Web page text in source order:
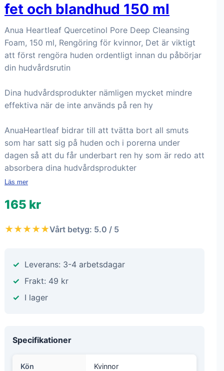
fet och blandhud 150 ml
Anua Heartleaf Quercetinol Pore Deep Cleansing
Foam, 150 ml, Rengöring för kvinnor, Det är viktigt
att först rengöra huden ordentligt innan du påbörjar
din hudvårdsrutin
Dina hudvårdsprodukter nämligen mycket mindre
effektiva när de inte används på ren hy
AnuaHeartleaf bidrar till att tvätta bort all smuts
som har satt sig på huden och i porerna under
dagen så att du får underbart ren hy som är redo att
absorbera dina hudvårdsprodukter
Läs mer
165 kr
★★★★★Vårt betyg: 5.0 / 5
Leverans: 3-4 arbetsdagar
Frakt: 49 kr
I lager
Specifikationer
Kön Kvinnor